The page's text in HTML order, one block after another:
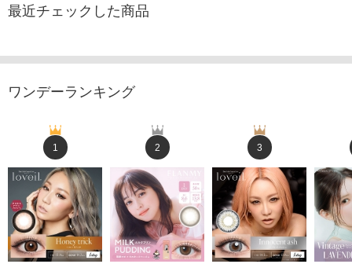
最近チェックした商品
ワンデーランキング
1 2 3